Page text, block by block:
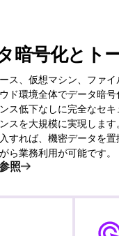
暗号化とト
ス、仮想マシン、ファ
ド環境全体でデータ暗
ス低下なしに完全なセ
スを大規模に実現します
すれば、機密データを
ら業務利用が可能です。
照